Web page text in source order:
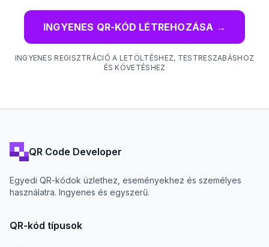
INGYENES QR-KÓD LÉTREHOZÁSA →
INGYENES REGISZTRÁCIÓ A LETÖLTÉSHEZ, TESTRESZABÁSHOZ
ÉS KÖVETÉSHEZ
QR Code Developer
Egyedi QR-kódok üzlethez, eseményekhez és személyes
használatra. Ingyenes és egyszerű.
QR-kód típusok